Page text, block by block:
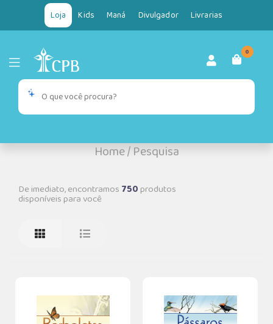
Loja Kids Maná Divulgador Livrarias
0
Home/Pesquisa
De imediato, encontramos 750produtos
disponíveis para você